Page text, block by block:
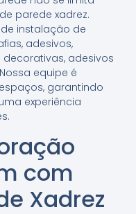
parede xadrez.
instalação de
adesivos,
adesivos
equipe é
garantindo
experiência
com
Xadrez